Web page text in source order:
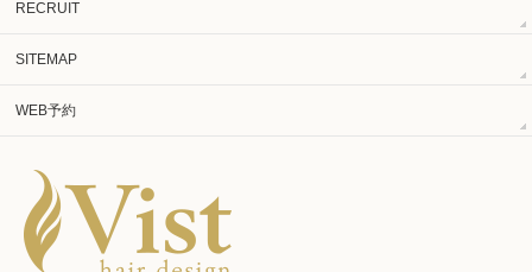
RECRUIT
SITEMAP
WEB予約